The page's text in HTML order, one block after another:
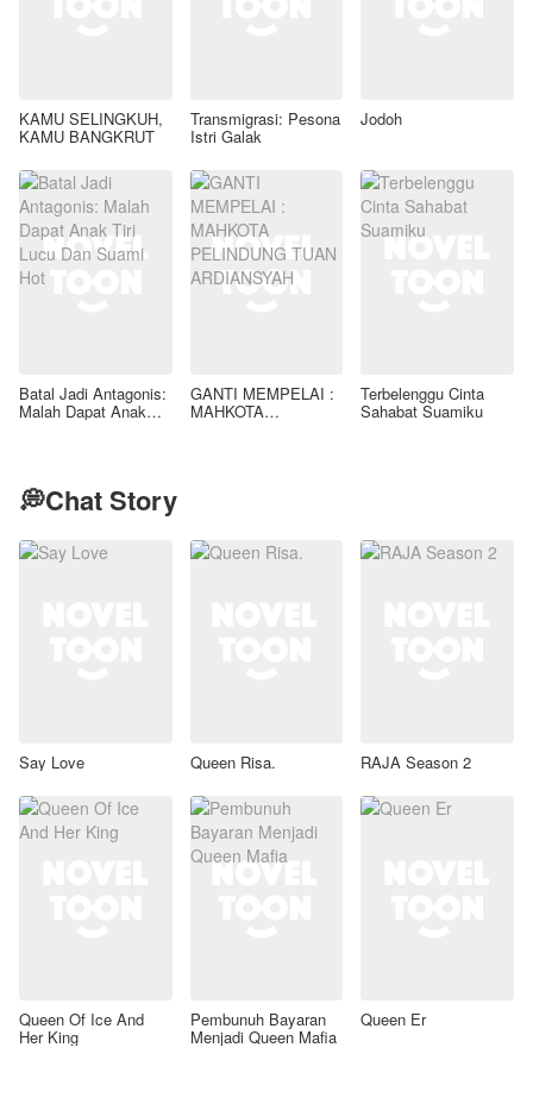
KAMU SELINGKUH,
KAMU BANGKRUT
Transmigrasi: Pesona
Istri Galak
Jodoh
Batal Jadi Antagonis:
Malah Dapat Anak
GANTI MEMPELAI :
MAHKOTA
Terbelenggu Cinta
Sahabat Suamiku
💭Chat Story
Say Love Queen Risa. RAJA Season 2
Queen Of Ice And
Her King
Pembunuh Bayaran
Menjadi Queen Mafia
Queen Er